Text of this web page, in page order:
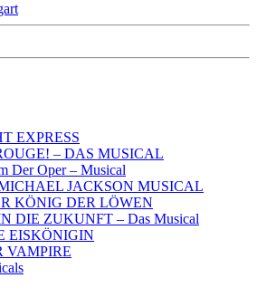
EXPRESS
– DAS MUSICAL
Der Oper – Musical
JACKSON MUSICAL
KÖNIG DER LÖWEN
DIE ZUKUNFT – Das Musical
EISKÖNIGIN
VAMPIRE